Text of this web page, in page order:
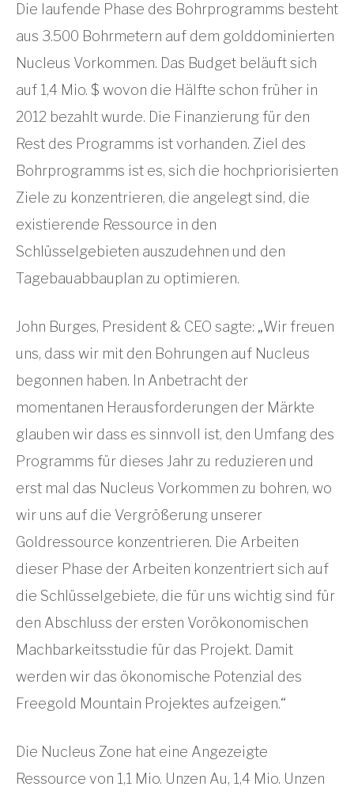
Die laufende Phase des Bohrprogramms besteht
aus 3.500 Bohrmetern auf dem golddominierten
Nucleus Vorkommen. Das Budget beläuft sich
auf 1,4 Mio. $ wovon die Hälfte schon früher in
2012 bezahlt wurde. Die Finanzierung für den
Rest des Programms ist vorhanden. Ziel des
Bohrprogramms ist es, sich die hochpriorisierten
Ziele zu konzentrieren, die angelegt sind, die
existierende Ressource in den
Schlüsselgebieten auszudehnen und den
Tagebauabbauplan zu optimieren.
John Burges, President & CEO sagte: „Wir freuen
uns, dass wir mit den Bohrungen auf Nucleus
begonnen haben. In Anbetracht der
momentanen Herausforderungen der Märkte
glauben wir dass es sinnvoll ist, den Umfang des
Programms für dieses Jahr zu reduzieren und
erst mal das Nucleus Vorkommen zu bohren, wo
wir uns auf die Vergrößerung unserer
Goldressource konzentrieren. Die Arbeiten
dieser Phase der Arbeiten konzentriert sich auf
die Schlüsselgebiete, die für uns wichtig sind für
den Abschluss der ersten Vorökonomischen
Machbarkeitsstudie für das Projekt. Damit
werden wir das ökonomische Potenzial des
Freegold Mountain Projektes aufzeigen.“
Die Nucleus Zone hat eine Angezeigte
Ressource von 1,1 Mio. Unzen Au, 1,4 Mio. Unzen